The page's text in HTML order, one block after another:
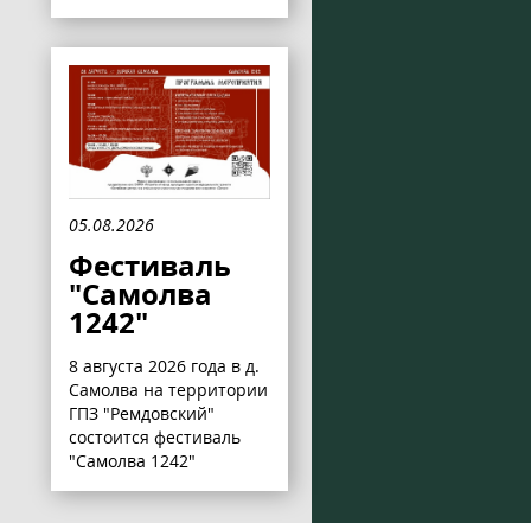
05.08.2026
Фестиваль
"Самолва
1242"
8 августа 2026 года в д.
Самолва на территории
ГПЗ "Ремдовский"
состоится фестиваль
"Самолва 1242"